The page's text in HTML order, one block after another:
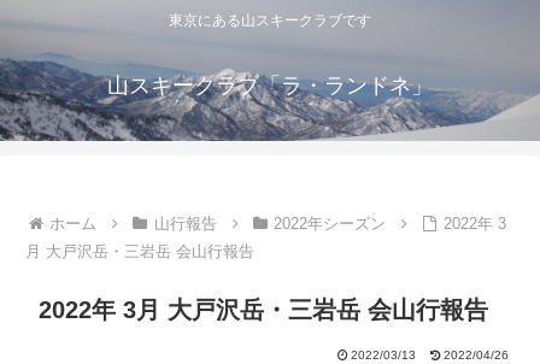
東京にある山スキークラブです
山スキークラブ「ラ・ランドネ」
ホーム 山行報告 2022年シーズン
2022年 3
月 大戸沢岳・三岩岳 会山行報告
2022年 3月 大戸沢岳・三岩岳 会山行報告
2022/03/13 2022/04/26